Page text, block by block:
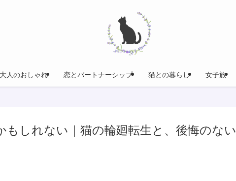
大人のおしゃれ 恋とパートナーシップ 猫との暮らし 女子旅
もしれない｜猫の輪廻転生と、後悔のない